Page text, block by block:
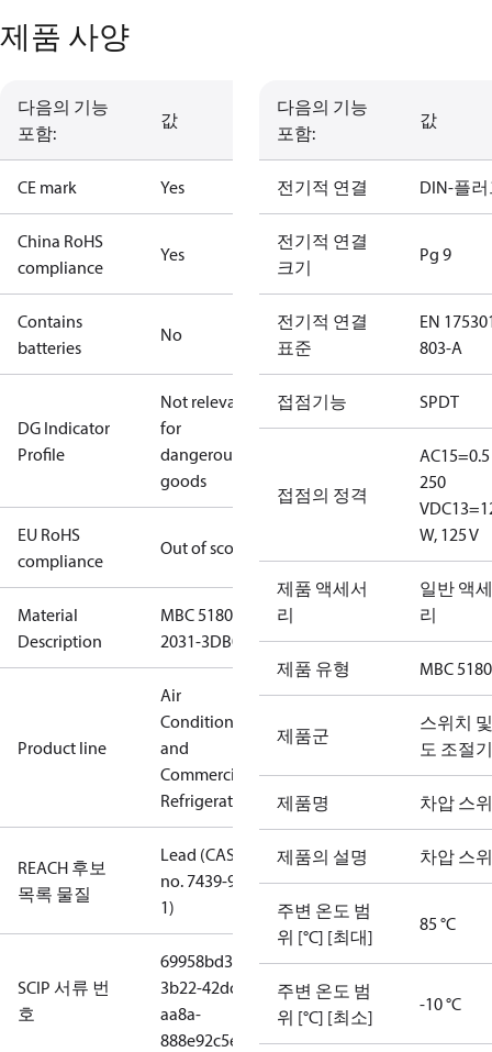
제품 사양
다음의 기능
포함:
값
CE mark Yes
China RoHS
compliance
Yes
Contains
batteries
No
DG Indicator
Profile
Not relevant
for
dangerous
goods
EU RoHS
compliance
Out of scope
Material
Description
MBC 5180-
2031-3DB04
Product line
Air
Conditioning
and
Commercial
Refrigeration
REACH 후보
목록 물질
Lead (CAS
no. 7439-92-
1)
SCIP 서류 번
호
69958bd3-
3b22-42dc-
aa8a-
888e92c5e7e8
다음의 기능
포함:
값
전기적 연결 DIN-플
전기적 연결
크기
Pg 9
전기적 연결
표준
EN
803-A
접점기능 SPDT
접점의 정격
250
V
W, 125 V
제품 액세서
리
일반 액
리
제품 유형 MBC 5180
제품군
스위치
도 조절기
제품명 차압 스
제품의 설명 차압 스
주변 온도 범
위 [°C] [최대]
85 °C
주변 온도 범
위 [°C] [최소]
-10 °C